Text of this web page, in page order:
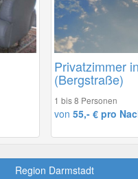
Privatzimmer
(Bergstraße)
1 bis 8 Personen
von 55,- € pro
Region Darmstadt